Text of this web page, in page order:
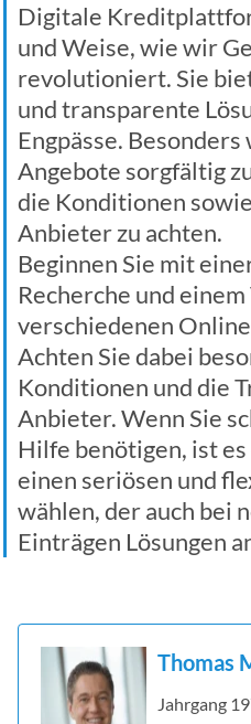
Digitale
und Weise, wie wir
revolutioniert. Sie
und transparente
Engpässe.
Angebote sorgfältig
die Konditionen
Anbieter zu achten.
Beginnen Sie mit
Recherche und
verschiedenen
Achten Sie dabei
Konditionen und die
Anbieter. Wenn Sie
Hilfe benötigen, ist
einen seriösen und
wählen, der auch bei
Einträgen Lösungen
Thomas
Jahrgang